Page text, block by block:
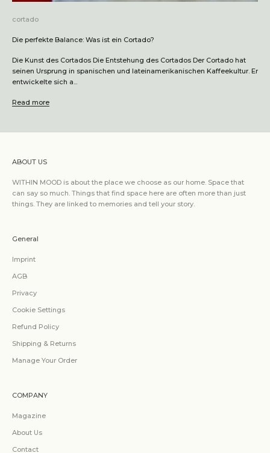
cortado
Die perfekte Balance: Was ist ein Cortado?
Die Kunst des Cortados Die Entstehung des Cortados Der Cortado hat
seinen Ursprung in spanischen und lateinamerikanischen Kaffeekultur. Er
entwickelte sich a...
Read more
ABOUT US
WITHIN MOOD is about the place we choose as our home. Space that
can say so much. Things that find space here are often more than just
things. They are linked to memories and tell your story.
General
Imprint
AGB
Privacy
Cookie Settings
Refund Policy
Shipping & Returns
Manage Your Order
COMPANY
Magazine
About Us
Contact